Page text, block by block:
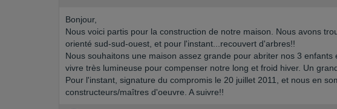
Bonjour,
Nous voici partis pour la construction de notre maison. Nous avons
orienté sud-sud-ouest, et pour l'instant...recouvert d'arbres!!
Nous souhaitons une maison assez grande pour abriter nos 3
vivre très lumineuse pour compenser notre long et froid hiver. Un
Pour l'instant, signature du compromis le 20 juillet 2011, et nous en
constructeurs/maîtres d'oeuvre. A suivre!!